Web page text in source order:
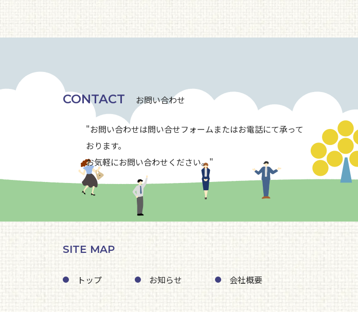
CONTACT お問い合わせ
"お問い合わせは問い合せフォームまたはお電話にて承って
おります。
お気軽にお問い合わせください。"
SITE MAP
トップ お知らせ 会社概要